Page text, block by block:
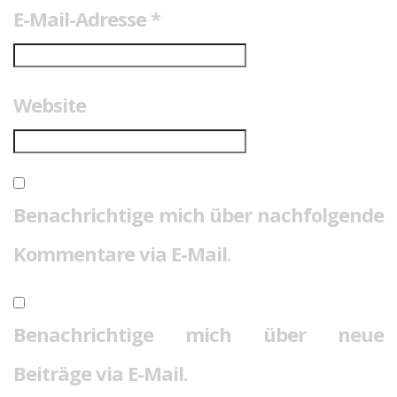
E-Mail-Adresse *
Website
Benachrichtige mich über nachfolgende
Kommentare via E-Mail.
Benachrichtige mich über neue
Beiträge via E-Mail.